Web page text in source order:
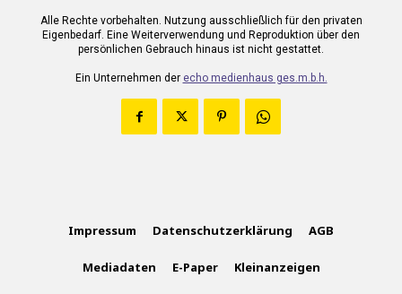
Alle Rechte vorbehalten. Nutzung ausschließlich für den privaten
Eigenbedarf. Eine Weiterverwendung und Reproduktion über den
persönlichen Gebrauch hinaus ist nicht gestattet.
Ein Unternehmen der echo medienhaus ges.m.b.h.
Impressum Datenschutzerklärung AGB
Mediadaten E-Paper Kleinanzeigen